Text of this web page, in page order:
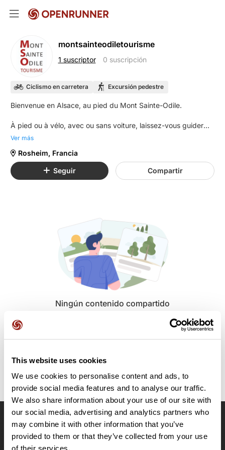
This website uses cookies
We use cookies to personalise content and ads, to
provide social media features and to analyse our traffic.
We also share information about your use of our site with
our social media, advertising and analytics partners who
may combine it with other information that you’ve
provided to them or that they’ve collected from your use
of their services.
montsainteodiletourisme
1 suscriptor 0 suscripción
Ciclismo en carretera Excursión pedestre
Bienvenue en Alsace, au pied du Mont Sainte-Odile.
À pied ou à vélo, avec ou sans voiture, laissez-vous guider
par les itinéraires de l’Office de Tourisme Intercommunal du
De la plaine à la montagne, en passant par le vignoble et les
villages de charme jusqu’au Mont Sainte-Odile, sillonnez des
Ver más
Rosheim, Francia
Seguir Compartir
Ningún contenido compartido
OpenRunner
Equipo